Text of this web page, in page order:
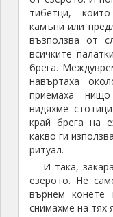
тибетци,
камъни или
възползва от
всичките
брега.
навъртаха
приемаха
видяхме
край брега на
какво ги
ритуал.
И така,
езерото. Не
върнем конете
снимахме на тях